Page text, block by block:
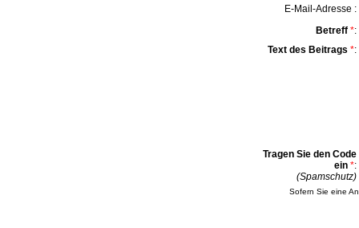
E-Mail-Adresse :
Betreff *:
Text des Beitrags *:
Tragen Sie den Code
ein *:
(Spamschutz)
Sofern Sie eine